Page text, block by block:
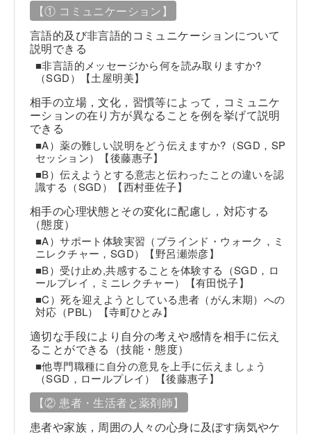
【① コミュニケーション】
言語的及び非言語的コミュニケーションについて
説明できる
■非言語的メッセージから何を読み取りますか?
（SGD）【土屋明美】
相手の立場，文化，習慣等によって，コミュニケ
ーションの在り方が異なることを例を挙げて説明
できる
■A）薬の難しい説明をどう伝えますか?（SGD，SP
セッション）【後藤惠子】
■B）伝えようとする意志と伝わったことの違いを認
識する（SGD）【西村亜佐子】
相手の心理状態とその変化に配慮し，対応する
（態度）
■A）サポート体験実習（ブラインド・ウォーク，ミ
ニレクチャー，SGD）【野呂瀬崇彦】
■B）受け止め,共感することを体験する（SGD，ロ
ールプレイ，ミニレクチャー）【有田悦子】
■C）死を迎えようとしている患者（がん末期）への
対応（PBL）【寺町ひとみ】
適切な手段により自分の考えや感情を相手に伝え
ることができる（技能・態度）
■他専門職種に自分の意見を上手に伝えましょう
（SGD，ロールプレイ）【後藤惠子】
【② 患者・生活者と薬剤師】
患者や家族，周囲の人々の心身に及ぼす病気やケ